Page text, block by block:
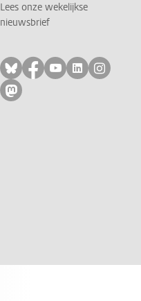
Lees onze wekelijkse
nieuwsbrief
Volg ons op bluesky
Volg ons op
Volg ons op
Volg ons
Volg
Volg ons op mastodon